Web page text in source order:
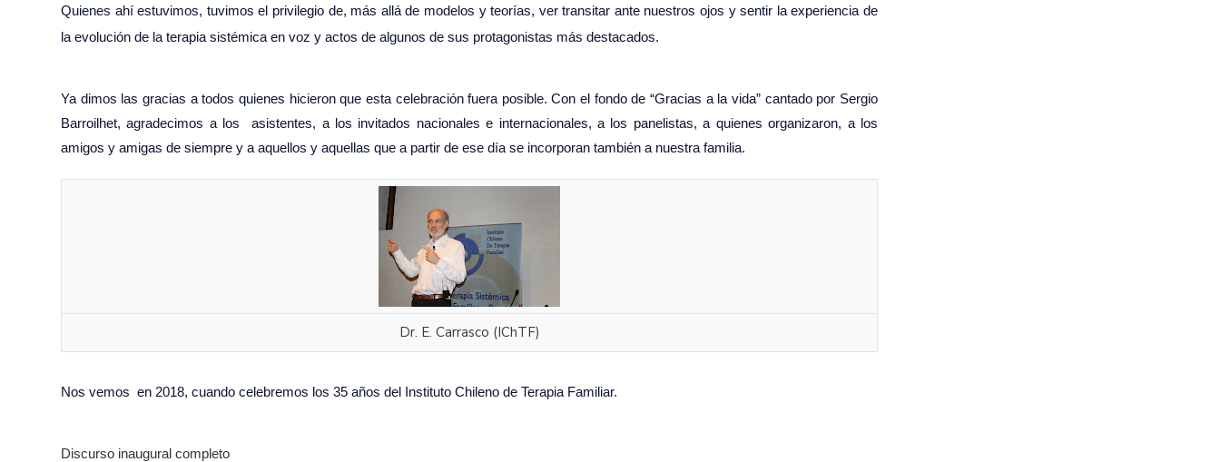
Quienes ahí estuvimos, tuvimos el privilegio de, más allá de modelos y teorías, ver transitar ante nuestros ojos y sentir la experiencia de
la evolución de la terapia sistémica en voz y actos de algunos de sus protagonistas más destacados.
Ya dimos las gracias a todos quienes hicieron que esta celebración fuera posible. Con el fondo de “Gracias a la vida” cantado por Sergio
Barroilhet, agradecimos a los asistentes, a los invitados nacionales e internacionales, a los panelistas, a quienes organizaron, a los
amigos y amigas de siempre y a aquellos y aquellas que a partir de ese día se incorporan también a nuestra familia.
Dr. E. Carrasco (IChTF)
Nos vemos en 2018, cuando celebremos los 35 años del Instituto Chileno de Terapia Familiar.
Discurso inaugural completo